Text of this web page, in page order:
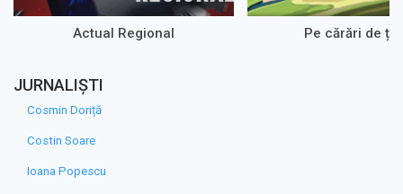
Actual Regional Pe cărări de
JURNALIȘTI
Cosmin Doriță
Costin Soare
Ioana Popescu